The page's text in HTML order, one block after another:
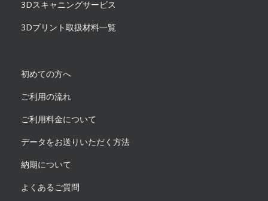
3Dスキャニングサービス
3Dプリント取扱材料一覧
初めての方へ
ご利用の流れ
ご利用料金について
データをお送りいただく方法
納期について
よくあるご質問